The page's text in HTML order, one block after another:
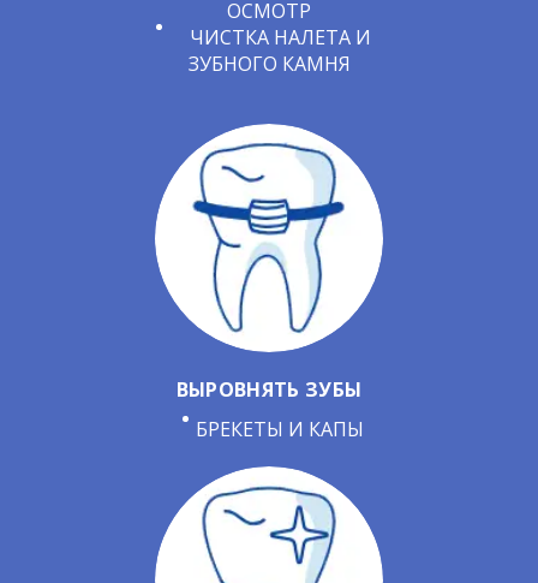
ОСМОТР
ЧИСТКА НАЛЕТА И
ЗУБНОГО КАМНЯ
ВЫРОВНЯТЬ ЗУБЫ
БРЕКЕТЫ И КАПЫ